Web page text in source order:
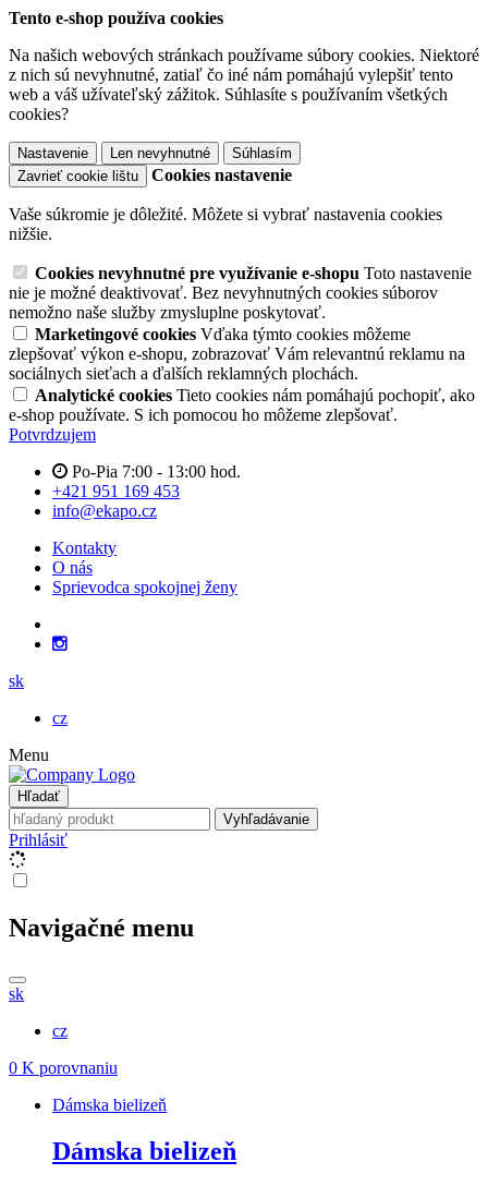
Tento e-shop používa cookies
Na našich webových stránkach používame súbory cookies. Niektoré
z nich sú nevyhnutné, zatiaľ čo iné nám pomáhajú vylepšiť tento
web a váš užívateľský zážitok. Súhlasíte s používaním všetkých
cookies?
Nastavenie Len nevyhnutné
Súhlasím
Zavrieť cookie lištu
Cookies nastavenie
Vaše súkromie je dôležité. Môžete si vybrať nastavenia cookies
nižšie.
Cookies nevyhnutné pre využívanie e-shopu Toto nastavenie
nie je možné deaktivovať. Bez nevyhnutných cookies súborov
nemožno naše služby zmysluplne poskytovať.
Marketingové cookies Vďaka týmto cookies môžeme
zlepšovať výkon e-shopu, zobrazovať Vám relevantnú reklamu na
sociálnych sieťach a ďalších reklamných plochách.
Analytické cookies Tieto cookies nám pomáhajú pochopiť, ako
e-shop používate. S ich pomocou ho môžeme zlepšovať.
Potvrdzujem
Po-Pia 7:00 - 13:00 hod.
+421 951 169 453
info@ekapo.cz
Kontakty
O nás
Sprievodca spokojnej ženy
sk
cz
Menu
Hľadať
Vyhľadávanie
Prihlásiť
Navigačné menu
sk
cz
0 K porovnaniu
Dámska bielizeň
Dámska bielizeň